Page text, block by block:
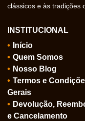
clássicos e às tradições
INSTITUCIONAL
Início
Quem Somos
Nosso Blog
Termos e
Gerais
Devolução,
e Cancelamento